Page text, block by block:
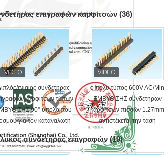
επιγραφών καρφιτσών (36)
ενιαίος συνδετήρας
καρφιτσών τύπων
90° υπόλοιπου
για τον καταναλωτή
ηλεκτρονικό
ο πολυ τύπος 600V AC/Min
ΕΜΒΥΘΙΣΗΣ συνδετήρων
καρφιτσών πισσών 1.27mm
αντιστέκεται την τάση
συνδετήρας επιγραφών (19)